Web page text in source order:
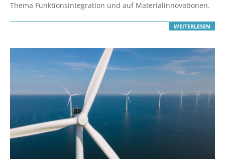
Thema Funktionsintegration und auf Materialinnovationen.
WEITERLESEN